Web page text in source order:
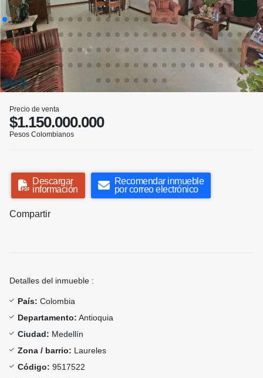
Precio de venta
$1.150.000.000
Pesos Colombianos
Descargar
información
Recomendar inmueble
por correo electrónico
Compartir
Detalles del inmueble :
País: Colombia
Departamento: Antioquia
Ciudad: Medellín
Zona / barrio: Laureles
Código: 9517522